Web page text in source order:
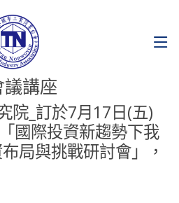
議講座
院_訂於7月17日(五)
國際投資新趨勢下我
局與挑戰研討會」，